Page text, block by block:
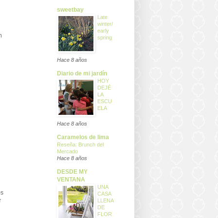
sweetbay
Late
winter/
early
spring
Hace 8 años
Diario de mi jardín
HOY
DEJÉ
LA
ESCU
ELA
Hace 8 años
Caramelos de lima
Reseña: Brunch del
Mercado
Hace 8 años
DESDE MY
VENTANA
UNA
CASA
LLENA
DE
FLOR